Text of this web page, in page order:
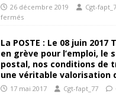
26 décembre 2019 Cgt-
fermés
La POSTE : Le 08 juin
en grève pour l’emploi, le
postal, nos conditions de
une véritable valorisation
17 mai 2017 Cgt-fapt_77